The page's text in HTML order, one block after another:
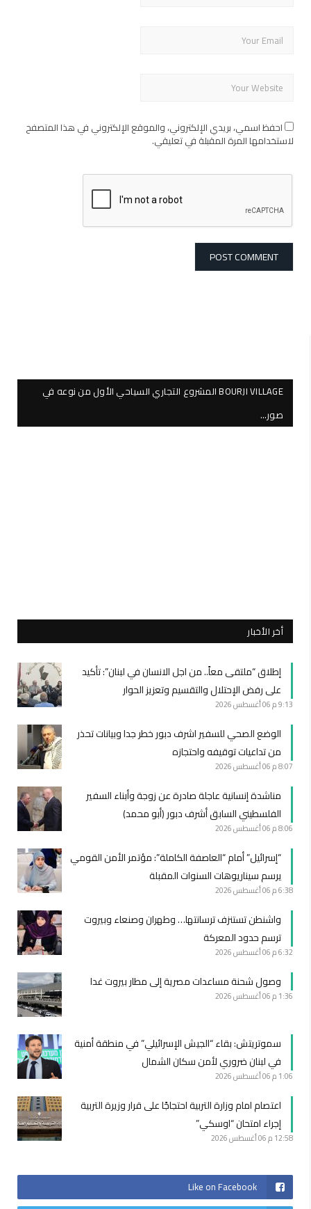
احفظ اسمي، بريدي الإلكتروني، والموقع الإلكتروني في هذا المتصفح
لاستخدامها المرة المقبلة في تعليقي.
BOURJI VILLAGE المشروع التجاري السياحي الأول من نوعه في
صور…
أخر الأخبار
إطلاق “ملتقى معاً.. من اجل الانسان في لبنان”: تأكيد
على رفض الإحتلال والتقسيم وتعزيز الحوار
9:13 م 06 أغسطس 2026
الوضع الصحي للسفير اشرف دبور خطر جدا وبيانات تحذر
من تداعيات توقيفه واحتجازه
8:07 م 06 أغسطس 2026
مناشدة إنسانية عاجلة صادرة عن زوجة وأبناء السفير
الفلسطيني السابق أشرف دبور (أبو محمد)
8:06 م 06 أغسطس 2026
“إسرائيل” أمام “العاصفة الكاملة”: مؤتمر الأمن القومي
يرسم سيناريوهات السنوات المقبلة
6:38 م 06 أغسطس 2026
واشنطن تستنزف ترسانتها… وطهران وصنعاء وبيروت
ترسم حدود المعركة
6:32 م 06 أغسطس 2026
وصول شحنة مساعدات مصرية إلى مطار بيروت غدا
1:36 م 06 أغسطس 2026
سموتريتش: بقاء “الجيش الإسرائيلي” في منطقة أمنية
في لبنان ضروري لأمن سكان الشمال
1:06 م 06 أغسطس 2026
اعتصام امام وزارة التربية احتجاجًا على قرار وزيرة التربية
إجراء امتحان “اوسكي”
12:58 م 06 أغسطس 2026
Like on Facebook